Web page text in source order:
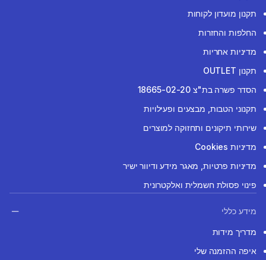
תקנון מועדון לקוחות
החלפות והחזרות
מדיניות אחריות
תקנון OUTLET
הסדר פשרה בת"צ 18665-02-20
תקנוני הטבות, מבצעים ופעילויות
שירותי תיקונים ותחזוקה למוצרים
מדיניות Cookies
מדיניות פרטיות, מאגר מידע ודיוור ישיר
פינוי פסולת חשמלית ואלקטרונית
מידע כללי
מדריך מידות
איפה ההזמנה שלי